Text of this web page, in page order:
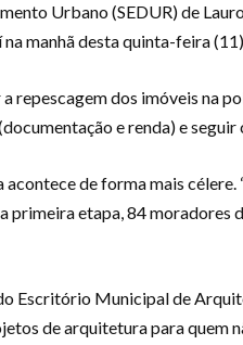
Urbano (SEDUR) de
manhã desta quinta-feira
repescagem dos imóveis na
e renda) e
acontece de forma mais
primeira etapa, 84
Escritório Municipal de
de arquitetura para quem